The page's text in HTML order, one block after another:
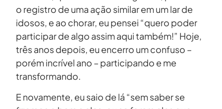
o registro de uma ação similar em um lar de
idosos, e ao chorar, eu pensei “quero poder
participar de algo assim aqui também!” Hoje,
três anos depois, eu encerro um confuso –
porém incrível ano – participando e me
transformando.
E novamente, eu saio de lá “sem saber se